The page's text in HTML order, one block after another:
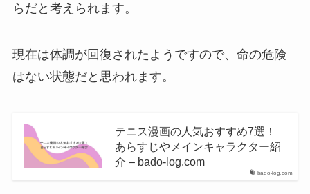
らだと考えられます。
現在は体調が回復されたようですので、命の危険
はない状態だと思われます。
bado-log.com
テニス漫画の人気おすすめ7選！
あらすじやメインキャラクター紹
介 – bado-log.com